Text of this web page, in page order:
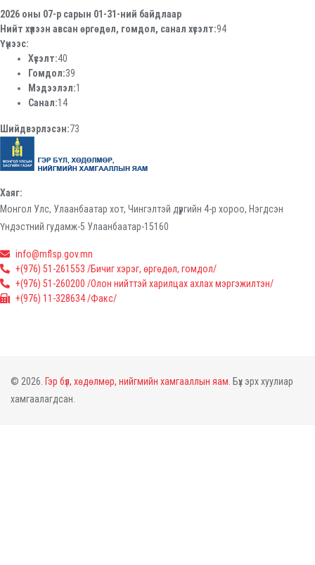
2026 оны 07-р сарын 01-31-ний байдлаар
Нийт хүлээн авсан өргөдөл, гомдол, санал хүсэлт:94
Үүнээс:
Хүсэлт:40
Гомдол:39
Мэдээлэл:1
Санал:14
Шийдвэрлэсэн:73
Хаяг:
Монгол Улс, Улаанбаатар хот, Чингэлтэй дүүргийн 4-р хороо, Нэгдсэн
Үндэстний гудамж-5 Улаанбаатар-15160
info@mflsp.gov.mn
+(976) 51-261553 /Бичиг хэрэг, өргөдөл, гомдол/
+(976) 51-260200 /Олон нийттэй харилцах ахлах мэргэжилтэн/
+(976) 11-328634 /Факс/
© 2026. Гэр бүл, хөдөлмөр, нийгмийн хамгааллын яам. Бүх эрх хуулиар
хамгаалагдсан.